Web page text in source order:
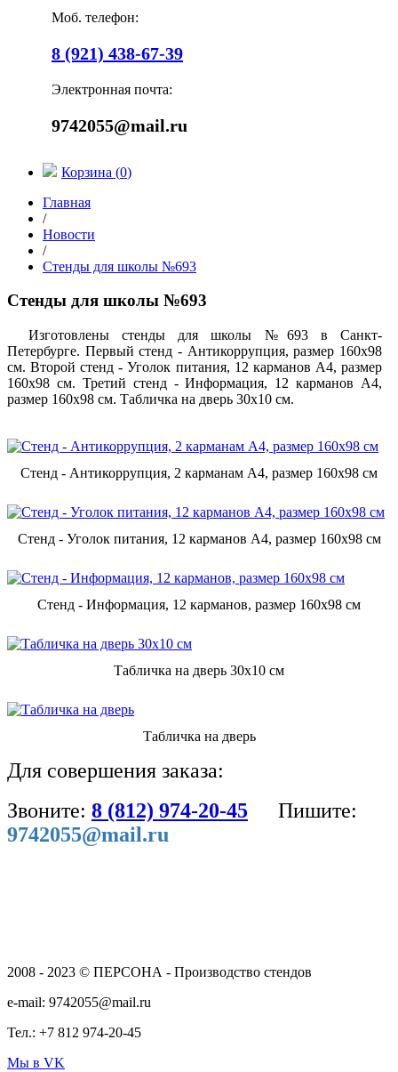
Моб. телефон:
8 (921) 438-67-39
Электронная почта:
9742055@mail.ru
Корзина (0)
Главная
/
Новости
/
Стенды для школы №693
Стенды для школы №693
Изготовлены стенды для школы №693 в Санкт-
Петербурге. Первый стенд - Антикоррупция, размер 160х98
см. Второй стенд - Уголок питания, 12 карманов А4, размер
160х98 см. Третий стенд - Информация, 12 карманов А4,
размер 160х98 см. Табличка на дверь 30х10 см.
Стенд - Антикоррупция, 2 карманам А4, размер 160х98 см
Стенд - Уголок питания, 12 карманов А4, размер 160х98 см
Стенд - Информация, 12 карманов, размер 160х98 см
Табличка на дверь 30х10 см
Табличка на дверь
Для совершения заказа:
Звоните: 8 (812) 974-20-45
Пишите:
9742055@mail.ru
2008 - 2023 © ПЕРСОНА - Производство стендов
e-mail: 9742055@mail.ru
Тел.: +7 812 974-20-45
Мы в VK